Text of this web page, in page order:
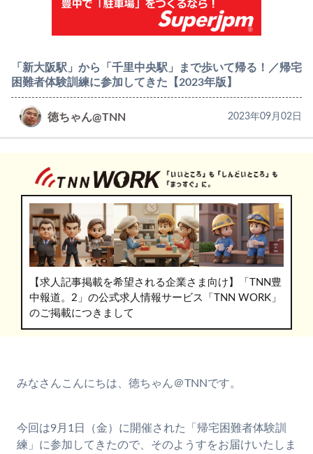
「新大阪駅」から「千里中央駅」まで歩いて帰る！／帰宅
困難者体験訓練に参加してきた【2023年版】
徳ちゃん@TNN 2023年09月02日
【求人記事掲載を希望される企業さま向け】「TNN豊
中報道。2」の公式求人情報サービス「TNN WORK」
のご掲載につきまして
みなさんこんにちは、徳ちゃん＠TNNです。
今回は9月1日（金）に開催された「帰宅困難者体験訓
練」に参加してきたので、そのようすをお届けいたしま